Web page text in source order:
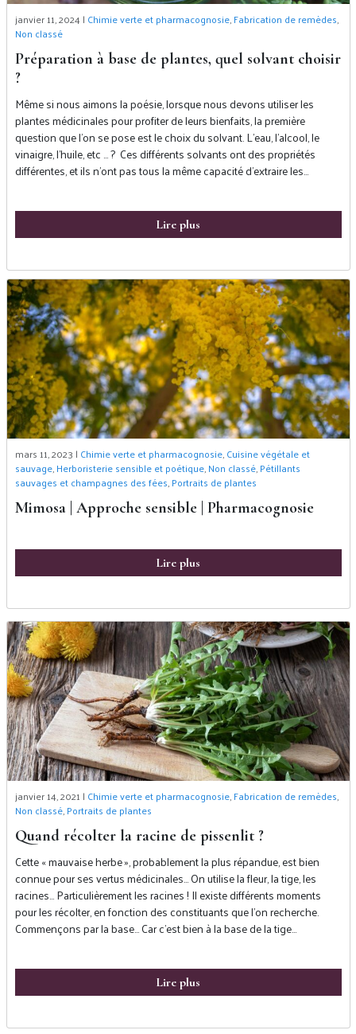
janvier 11, 2024 | Chimie verte et pharmacognosie,Fabrication de remèdes,
Non classé
Préparation à base de plantes, quel solvant choisir
?
Même si nous aimons la poésie, lorsque nous devons utiliser les
plantes médicinales pour profiter de leurs bienfaits, la première
question que l’on se pose est le choix du solvant. L’eau, l’alcool, le
vinaigre, l’huile, etc … ? Ces différents solvants ont des propriétés
différentes, et ils n’ont pas tous la même capacité d’extraire les…
Lire plus
mars 11, 2023 | Chimie verte et pharmacognosie,Cuisine végétale et
sauvage,Herboristerie sensible et poétique,Non classé,Pétillants
sauvages et champagnes des fées,Portraits de plantes
Mimosa | Approche sensible | Pharmacognosie
Lire plus
janvier 14, 2021 | Chimie verte et pharmacognosie,Fabrication de remèdes,
Non classé,Portraits de plantes
Quand récolter la racine de pissenlit ?
Cette « mauvaise herbe », probablement la plus répandue, est bien
connue pour ses vertus médicinales… On utilise la fleur, la tige, les
racines… Particulièrement les racines ! Il existe différents moments
pour les récolter, en fonction des constituants que l’on recherche.
Commençons par la base… Car c’est bien à la base de la tige…
Lire plus